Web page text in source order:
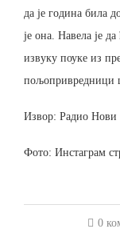
да је година била
је она. Навела је
извуку поуке из
пољопривредници
Извор: Радио Нови
Фото: Инстаграм
0